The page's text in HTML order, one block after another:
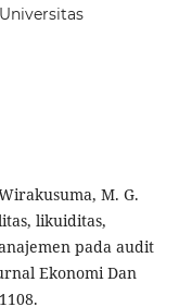
M. G.
likuiditas,
pada audit
Ekonomi Dan